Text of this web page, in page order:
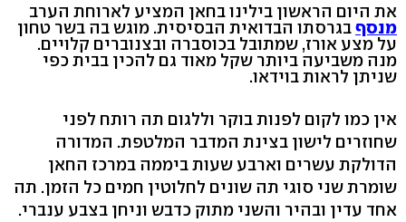
את היום הראשון בילינו בחאן המציע לארוחת הערב
מנסףבגרסתו הבדואית הבסיסית. מוגש בה בשר טחון
על מצע אורז, שמתובל בכוסברה ובצנוברים קלויים.
מנה משביעה ביותר שקל מאוד גם להכין בבית כפי
שניתן לראות בוידאו.
אין כמו לקום לפנות בוקר וללגום תה רותח לפני
שחוזרים לישון בצינת המדבר המלטפת. המדורה
הדולקת עשרים וארבע שעות ביממה במרכז החאן
שומרת שני סוגי תה שונים לחלוטין חמים כל הזמן. תה
אחד עדין ובהיר והשני מתוק כדבש וניחן בצבע ענברי.